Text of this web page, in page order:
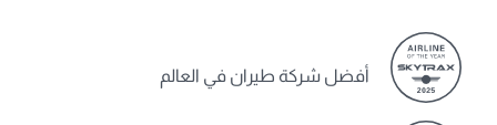
أفضل شركة طيران في العالم